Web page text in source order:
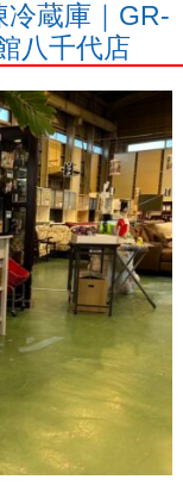
蔵庫｜GR-
八千代店